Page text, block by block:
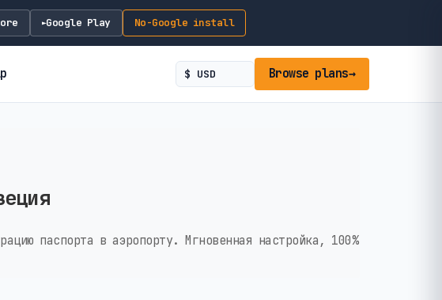
►Google Play No-Google install
Browse plans→
паспорта в аэропорту. Мгновенная настройка, 100%